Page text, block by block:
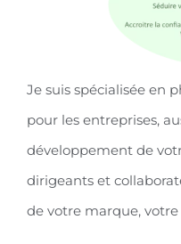
Je suis spécialisée en
pour les entreprises,
développement de
dirigeants et
de votre marque,